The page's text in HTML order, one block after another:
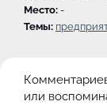
Место: -
Темы:
или